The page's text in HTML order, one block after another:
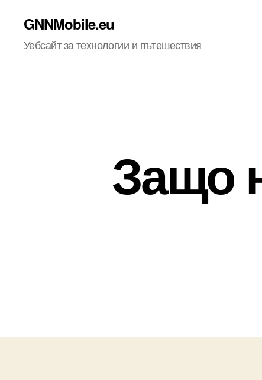
GNNMobile.eu
Уебсайт за технологии и пътешествия
Защо